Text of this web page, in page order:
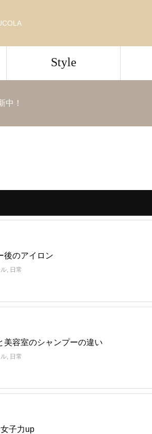
Style
中！
後のアイロン
, 日常
美容室のシャンプーの違い
, 日常
子力up